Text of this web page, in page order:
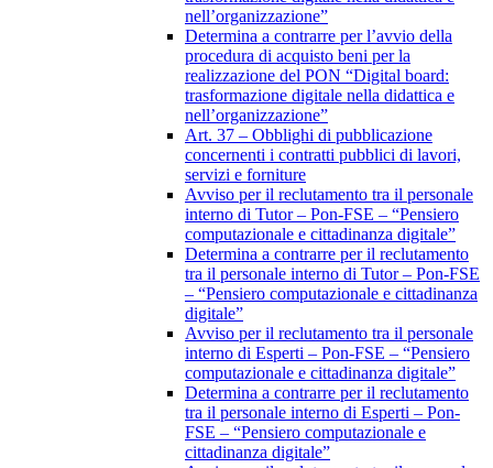
nell’organizzazione”
Determina a contrarre per l’avvio della
procedura di acquisto beni per la
realizzazione del PON “Digital board:
trasformazione digitale nella didattica e
nell’organizzazione”
Art. 37 – Obblighi di pubblicazione
concernenti i contratti pubblici di lavori,
servizi e forniture
Avviso per il reclutamento tra il personale
interno di Tutor – Pon-FSE – “Pensiero
computazionale e cittadinanza digitale”
Determina a contrarre per il reclutamento
tra il personale interno di Tutor – Pon-FSE
– “Pensiero computazionale e cittadinanza
digitale”
Avviso per il reclutamento tra il personale
interno di Esperti – Pon-FSE – “Pensiero
computazionale e cittadinanza digitale”
Determina a contrarre per il reclutamento
tra il personale interno di Esperti – Pon-
FSE – “Pensiero computazionale e
cittadinanza digitale”